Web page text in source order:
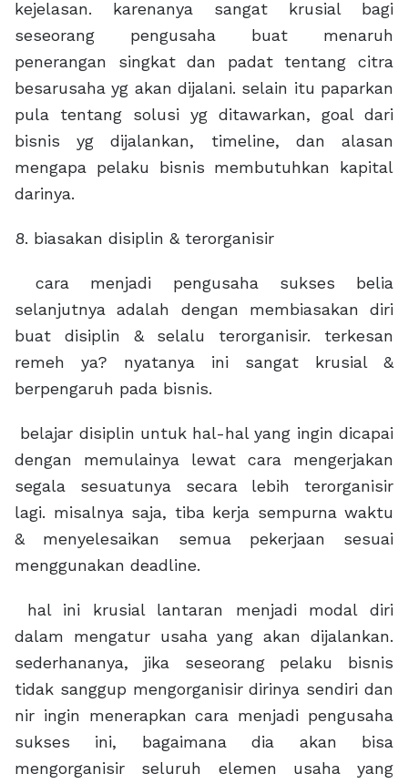
kejelasan. karenanya sangat krusial bagi
seseorang pengusaha buat menaruh
penerangan singkat dan padat tentang citra
besarusaha yg akan dijalani. selain itu paparkan
pula tentang solusi yg ditawarkan, goal dari
bisnis yg dijalankan, timeline, dan alasan
mengapa pelaku bisnis membutuhkan kapital
darinya.
8. biasakan disiplin & terorganisir
cara menjadi pengusaha sukses belia
selanjutnya adalah dengan membiasakan diri
buat disiplin & selalu terorganisir. terkesan
remeh ya? nyatanya ini sangat krusial &
berpengaruh pada bisnis.
belajar disiplin untuk hal-hal yang ingin dicapai
dengan memulainya lewat cara mengerjakan
segala sesuatunya secara lebih terorganisir
lagi. misalnya saja, tiba kerja sempurna waktu
& menyelesaikan semua pekerjaan sesuai
menggunakan deadline.
hal ini krusial lantaran menjadi modal diri
dalam mengatur usaha yang akan dijalankan.
sederhananya, jika seseorang pelaku bisnis
tidak sanggup mengorganisir dirinya sendiri dan
nir ingin menerapkan cara menjadi pengusaha
sukses ini, bagaimana dia akan bisa
mengorganisir seluruh elemen usaha yang